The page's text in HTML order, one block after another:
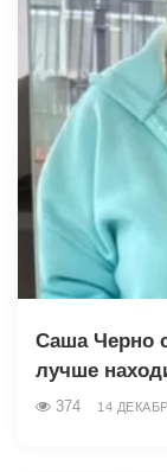
Саша Черно
лучше
374 14